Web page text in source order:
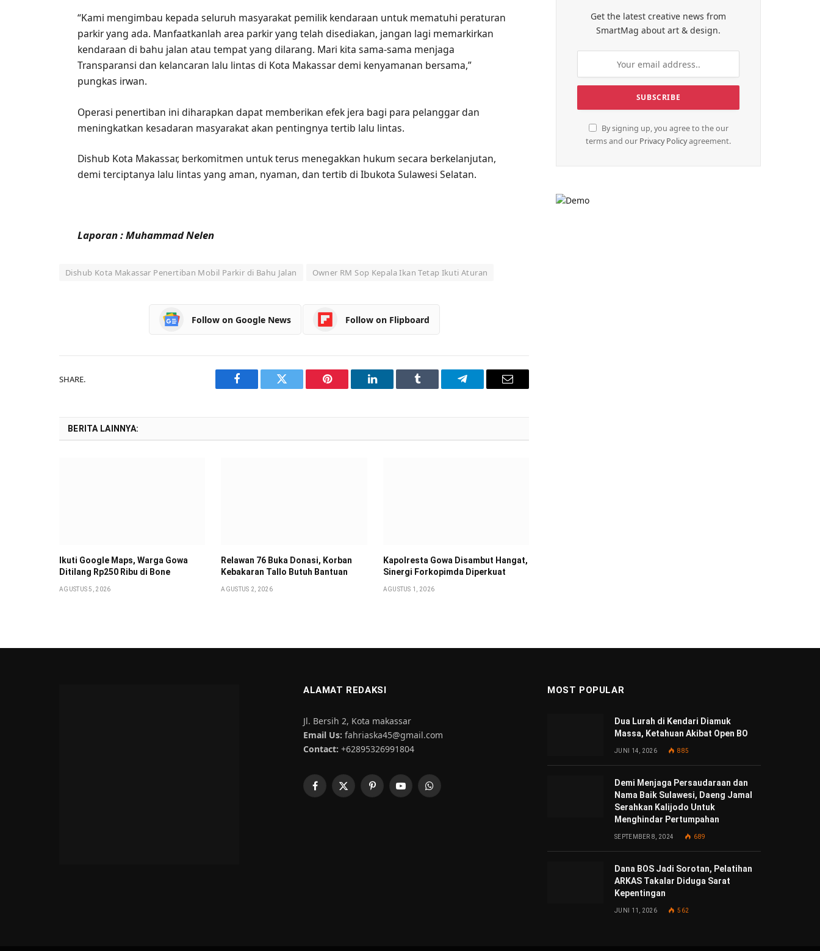
“Kami mengimbau kepada seluruh masyarakat pemilik kendaraan untuk mematuhi peraturan
parkir yang ada. Manfaatkanlah area parkir yang telah disediakan, jangan lagi memarkirkan
kendaraan di bahu jalan atau tempat yang dilarang. Mari kita sama-sama menjaga
Transparansi dan kelancaran lalu lintas di Kota Makassar demi kenyamanan bersama,”
pungkas irwan.
Operasi penertiban ini diharapkan dapat memberikan efek jera bagi para pelanggar dan
meningkatkan kesadaran masyarakat akan pentingnya tertib lalu lintas.
Dishub Kota Makassar, berkomitmen untuk terus menegakkan hukum secara berkelanjutan,
demi terciptanya lalu lintas yang aman, nyaman, dan tertib di Ibukota Sulawesi Selatan.
Laporan : Muhammad Nelen
Dishub Kota Makassar Penertiban Mobil Parkir di Bahu Jalan Owner RM Sop Kepala Ikan Tetap Ikuti Aturan
Follow on Google News Follow on Flipboard
SHARE.
Facebook Twitter Pinterest LinkedIn Tumblr Telegram Email
BERITA LAINNYA:
Ikuti Google Maps, Warga Gowa
Ditilang Rp250 Ribu di Bone
AGUSTUS 5, 2026
Relawan 76 Buka Donasi, Korban
Kebakaran Tallo Butuh Bantuan
AGUSTUS 2, 2026
Kapolresta Gowa Disambut Hangat,
Sinergi Forkopimda Diperkuat
AGUSTUS 1, 2026
Get the latest creative news from
SmartMag about art & design.
By signing up, you agree to the our
terms and our Privacy Policyagreement.
ALAMAT REDAKSI
Jl. Bersih 2, Kota makassar
Email Us: fahriaska45@gmail.com
Contact: +62895326991804
Facebook
X
PinterestYouTubeWhatsApp
MOST POPULAR
Dua Lurah di Kendari Diamuk
Massa, Ketahuan Akibat Open BO
JUNI 14, 2026 885
Demi Menjaga Persaudaraan dan
Nama Baik Sulawesi, Daeng Jamal
Serahkan Kalijodo Untuk
Menghindar Pertumpahan
SEPTEMBER 8, 2024 689
Dana BOS Jadi Sorotan, Pelatihan
ARKAS Takalar Diduga Sarat
Kepentingan
JUNI 11, 2026 562